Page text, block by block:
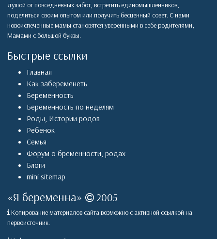
душой от повседневных забот, встретить единомышленников,
поделиться своим опытом или получить бесценный совет. С нами
новоиспеченные мамы становятся уверенными в себе родителями,
Мамами с большой буквы.
Быстрые ссылки
Главная
Как забеременеть
Беременность
Беременность по неделям
Роды, Истории родов
Ребенок
Семья
Форум о бременности, родах
Блоги
mini sitemap
«Я беременна» 2005
Копирование материалов сайта возможно с активной ссылкой на
первоисточник.